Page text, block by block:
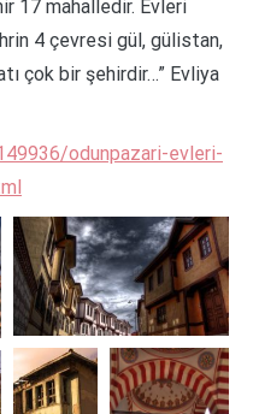
17 mahalledir. Evleri
4 çevresi gül, gülistan,
çok bir şehirdir…” Evliya
odunpazari-evleri-